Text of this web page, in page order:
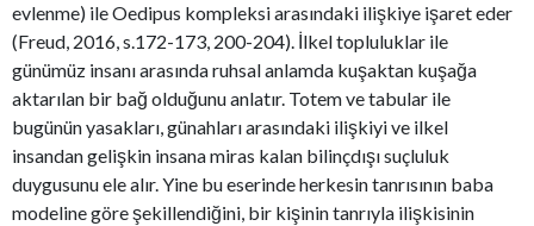
evlenme) ile Oedipus kompleksi arasındaki ilişkiye işaret eder
(Freud, 2016, s.172-173, 200-204). İlkel topluluklar ile
günümüz insanı arasında ruhsal anlamda kuşaktan kuşağa
aktarılan bir bağ olduğunu anlatır. Totem ve tabular ile
bugünün yasakları, günahları arasındaki ilişkiyi ve ilkel
insandan gelişkin insana miras kalan bilinçdışı suçluluk
duygusunu ele alır. Yine bu eserinde herkesin tanrısının baba
modeline göre şekillendiğini, bir kişinin tanrıyla ilişkisinin